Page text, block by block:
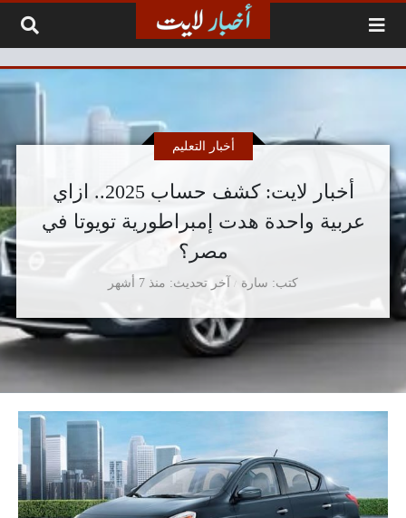
أخبار لايت: كشف حساب 2025.. ازاي
عربية واحدة هدت إمبراطورية تويوتا في
مصر؟
كتب سارة
أخبار التعليم
آخر تحديث منذ 7 أشهر